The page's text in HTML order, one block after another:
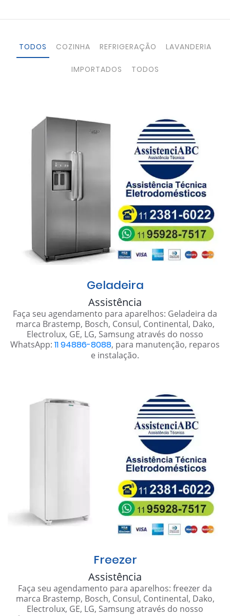
TODOS COZINHA REFRIGERAÇÃO LAVANDERIA
IMPORTADOS TODOS
Geladeira
Assistência
Faça seu agendamento para aparelhos: Geladeira da
marca Brastemp, Bosch, Consul, Continental, Dako,
Electrolux, GE, LG, Samsung através do nosso
WhatsApp: 11 94886-8088, para manutenção, reparos
e instalação.
Freezer
Assistência
Faça seu agendamento para aparelhos: freezer da
marca Brastemp, Bosch, Consul, Continental, Dako,
Electrolux, GE, LG, Samsung através do nosso